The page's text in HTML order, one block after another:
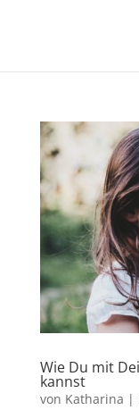
Wie Du mit
kannst
von Katharina |